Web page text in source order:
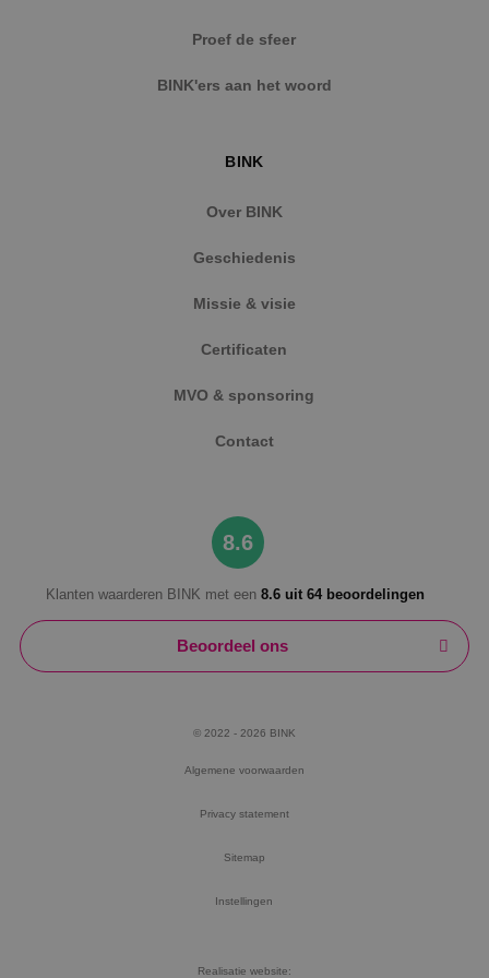
Proef de sfeer
BINK'ers aan het woord
BINK
Over BINK
Geschiedenis
Missie & visie
Certificaten
MVO & sponsoring
Contact
8.6
Klanten waarderen BINK met een 8.6 uit 64 beoordelingen
Beoordeel ons
© 2022 - 2026 BINK
Algemene voorwaarden
Privacy statement
Sitemap
Instellingen
Realisatie website:
Strikt noodzakelijke cookies maken de
website kan niet goed worden gebruikt zonder de
weken